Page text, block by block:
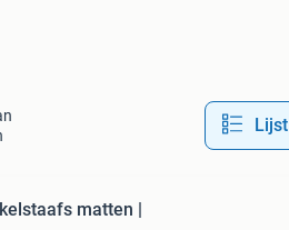
Lijst
matten |